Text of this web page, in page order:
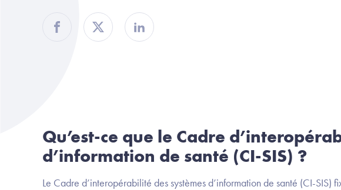
Partager sur Facebook
Partager sur TwitterPartager sur Linkedin
Qu’est-ce que le Cadre
d’information de santé (CI-SIS) ?
Le Cadre d’interopérabilité des systèmes d’information de santé (CI-SIS)